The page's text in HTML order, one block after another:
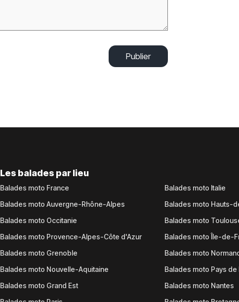
Publier
Les balades par lieu
Balades moto France
Balades moto Auvergne-Rhône-Alpes
Balades moto Occitanie
Balades moto Provence-Alpes-Côte d'Azur
Balades moto Grenoble
Balades moto Nouvelle-Aquitaine
Balades moto Grand Est
Balades moto Italie
Balades moto Hauts-
Balades moto
Balades moto Île-de-
Balades moto
Balades moto Pays de
Balades moto Nantes